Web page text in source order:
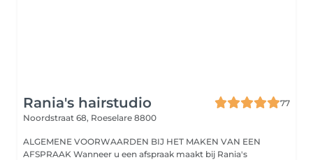
Rania's hairstudio
77
Noordstraat 68, Roeselare 8800
ALGEMENE VOORWAARDEN BIJ HET MAKEN VAN EEN
AFSPRAAK Wanneer u een afspraak maakt bij Rania's